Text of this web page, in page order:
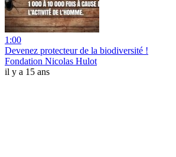
1:00
Devenez protecteur de la biodiversité !
Fondation Nicolas Hulot
il y a 15 ans